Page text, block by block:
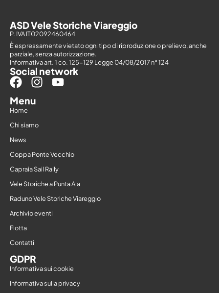
ASD Vele Storiche Viareggio
P. IVA IT02092460464
È espressamente vietato ogni tipo di riproduzione o prelievo, anche
parziale, senza autorizzazione.
Informativa art. 1 co. 125-129 Legge 04/08/2017 n° 124
Social network
Menu
Home
Chi siamo
News
Coppa Ponte Vecchio
Capraia Sail Rally
Vele Storiche a Punta Ala
Raduno Vele Storiche Viareggio
Archivio eventi
Flotta
Contatti
GDPR
Informativa sui cookie
Informativa sulla privacy